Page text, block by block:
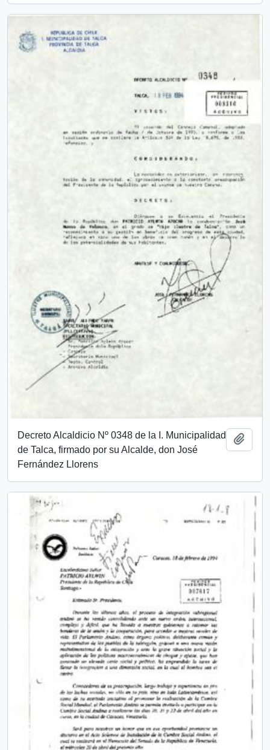
Decreto Alcaldicio Nº 0348 de la I. Municipalidad
de Talca, firmado por su Alcalde, don José
Fernández Llorens